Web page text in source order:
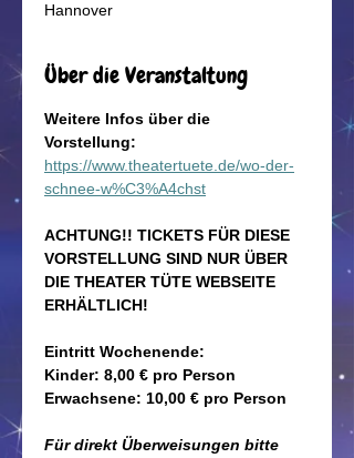
Hannover
Über die Veranstaltung
Weitere Infos über die
Vorstellung:
https://www.theatertuete.de/wo-der-
schnee-w%C3%A4chst
ACHTUNG!! TICKETS FÜR DIESE
VORSTELLUNG SIND NUR ÜBER
DIE THEATER TÜTE WEBSEITE
ERHÄLTLICH!
Eintritt Wochenende:
Kinder: 8,00 € pro Person
Erwachsene: 10,00 € pro Person
Für direkt Überweisungen bitte